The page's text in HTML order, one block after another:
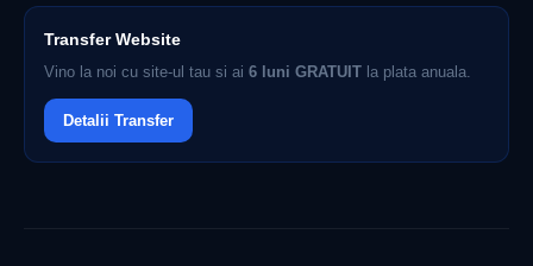
Transfer Website
Vino la noi cu site-ul tau si ai 6 luni GRATUIT la plata anuala.
Detalii Transfer